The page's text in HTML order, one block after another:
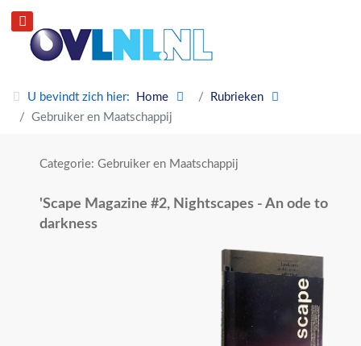
U bevindt zich hier: Home
Rubrieken
Gebruiker en Maatschappij
Categorie: Gebruiker en Maatschappij
'Scape Magazine #2, Nightscapes - An ode to
darkness